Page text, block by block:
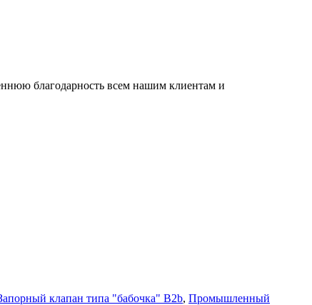
благодарность всем нашим клиентам и
клапан типа "бабочка" B2b, Промышленный